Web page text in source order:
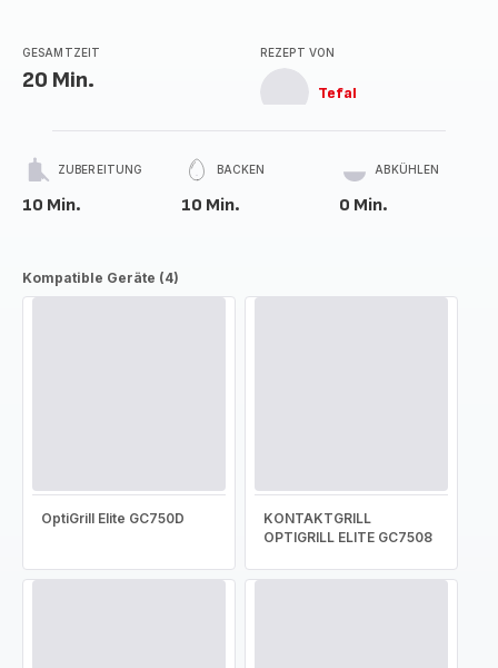
GESAMTZEIT
20 Min.
REZEPT VON
Tefal
ZUBEREITUNG
10 Min.
BACKEN
10 Min.
ABKÜHLEN
0 Min.
Kompatible Geräte (4)
OptiGrill Elite GC750D
KONTAKTGRILL
OPTIGRILL ELITE GC7508